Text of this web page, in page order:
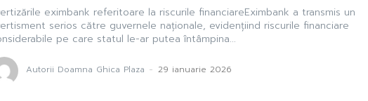
eximbank referitoare la riscurile financiareEximbank a transmis un
serios către guvernele naționale, evidențiind riscurile financiare
pe care statul le-ar putea întâmpina...
Autorii Doamna Ghica Plaza - 29 ianuarie 2026